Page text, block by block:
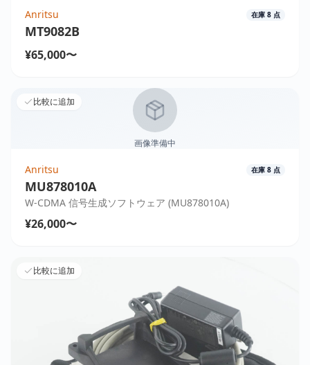
Anritsu 在庫 8 点
MT9082B
¥65,000〜
比較に追加
画像準備中
Anritsu 在庫 8 点
MU878010A
W-CDMA 信号生成ソフトウェア (MU878010A)
¥26,000〜
比較に追加